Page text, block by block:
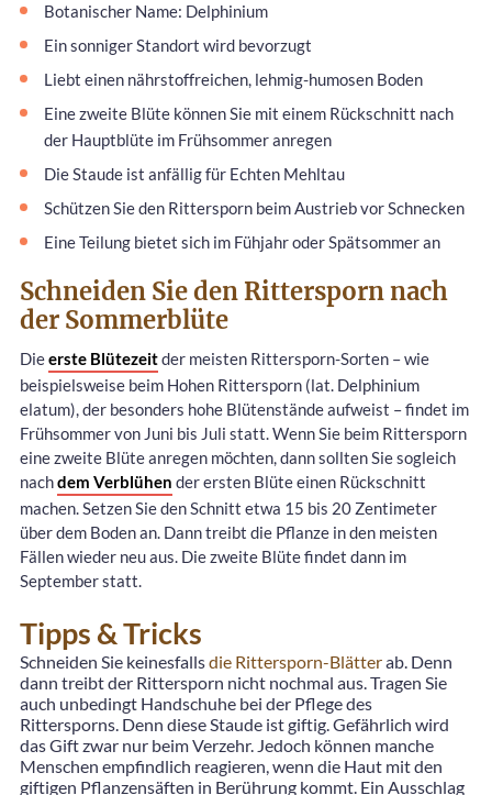
Botanischer Name: Delphinium
Ein sonniger Standort wird bevorzugt
Liebt einen nährstoffreichen, lehmig-humosen Boden
Eine zweite Blüte können Sie mit einem Rückschnitt nach
der Hauptblüte im Frühsommer anregen
Die Staude ist anfällig für Echten Mehltau
Schützen Sie den Rittersporn beim Austrieb vor Schnecken
Eine Teilung bietet sich im Fühjahr oder Spätsommer an
Schneiden Sie den Rittersporn nach
der Sommerblüte
Dieerste Blütezeitder meisten Rittersporn-Sorten – wie
beispielsweise beim Hohen Rittersporn (lat. Delphinium
elatum), der besonders hohe Blütenstände aufweist – findet im
Frühsommer von Juni bis Juli statt. Wenn Sie beim Rittersporn
eine zweite Blüte anregen möchten, dann sollten Sie sogleich
nachdem Verblühen der ersten Blüte einen Rückschnitt
machen. Setzen Sie den Schnitt etwa 15 bis 20 Zentimeter
über dem Boden an. Dann treibt die Pflanze in den meisten
Fällen wieder neu aus. Die zweite Blüte findet dann im
September statt.
Tipps & Tricks
Schneiden Sie keinesfallsdie Rittersporn-Blätterab. Denn
dann treibt der Rittersporn nicht nochmal aus. Tragen Sie
auch unbedingt Handschuhe bei der Pflege des
Rittersporns. Denn diese Staude ist giftig. Gefährlich wird
das Gift zwar nur beim Verzehr. Jedoch können manche
Menschen empfindlich reagieren, wenn die Haut mit den
giftigen Pflanzensäften in Berührung kommt. Ein Ausschlag